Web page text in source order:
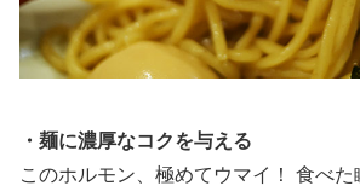
・麺に濃厚なコクを与える
このホルモン、極めてウマイ！ 食べた